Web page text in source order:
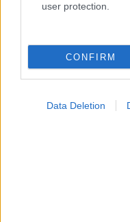
user protection.
CONFIRM
Data Deletion
Αδ. Γεωργιάδης στη
νοσοκομείο θα είναι
την αντιμετώπιση